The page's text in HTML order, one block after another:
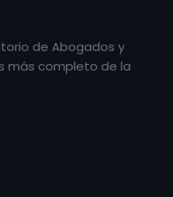
de Abogados y
más completo de la